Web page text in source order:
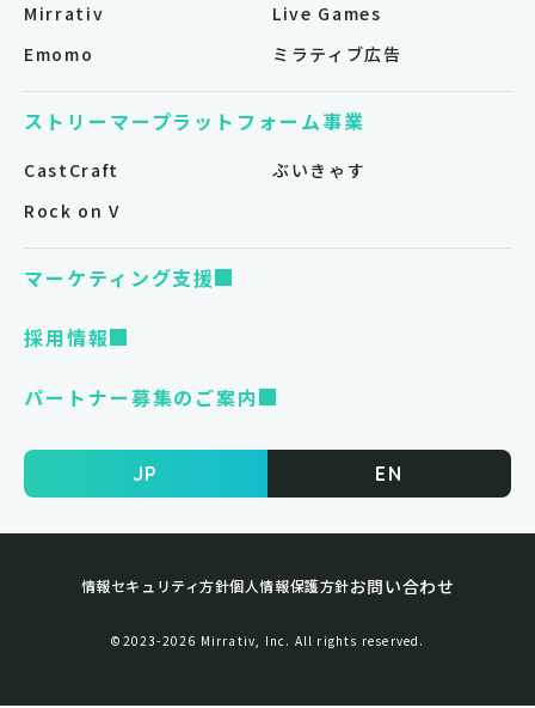
Mirrativ
Live Games
Emomo
ミラティブ広告
ストリーマープラットフォーム事業
CastCraft
ぶいきゃす
Rock on V
マーケティング支援
採用情報
パートナー募集のご案内
JP EN
情報セキュリティ方針個人情報保護方針お問い合わせ
©︎2023-2026 Mirrativ, Inc. All rights reserved.